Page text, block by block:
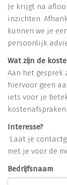
Je krijgt na
inzichten.
kunnen we je
persoonlijk
Wat zijn de
Aan het gesprek
hiervoor geen
iets voor je
kostenafspraken.
Interesse?
Laat je
met je voor de
Bedrijfsnaam